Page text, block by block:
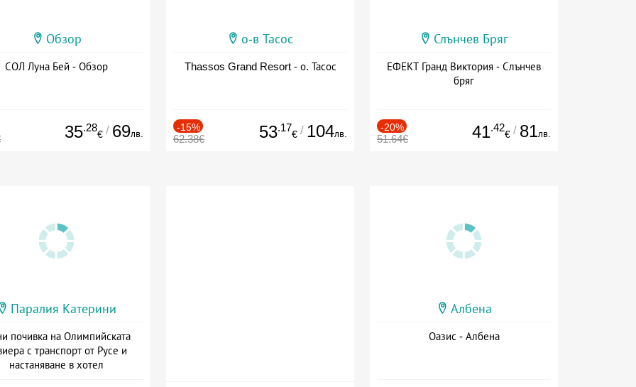
Обзор
СОЛ Луна Бей - Обзор
35.28
€ / 69лв.
о-в Тасос
Thassos Grand Resort - о. Тасос
-15%
62.38€ 53.17
€ / 104лв.
Слънчев Бряг
ЕФЕКТ Гранд Виктория - Слънчев
бряг
-20%
51.64€ 41.42
€ / 81лв.
Паралия Катерини
почивка на Олимпийската
с транспорт от Русе и
настаняване в хотел
Албена
Оазис - Албена